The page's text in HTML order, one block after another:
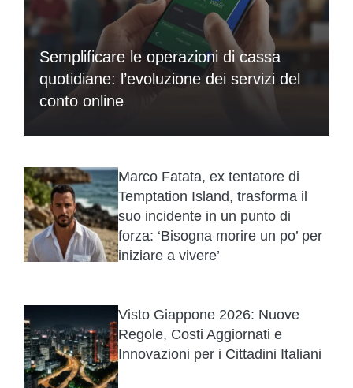
Semplificare le operazioni di cassa
quotidiane: l’evoluzione dei servizi del
conto online
Marco Fatata, ex tentatore di
Temptation Island, trasforma il
suo incidente in un punto di
forza: ‘Bisogna morire un po’ per
iniziare a vivere’
Visto Giappone 2026: Nuove
Regole, Costi Aggiornati e
Innovazioni per i Cittadini Italiani